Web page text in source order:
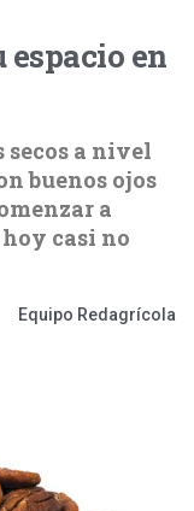
espacio en
a nivel
buenos ojos
a
casi no
Equipo Redagrícola